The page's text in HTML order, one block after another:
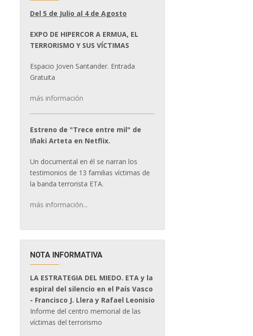
Del 5 de Julio al 4 de Agosto
EXPO DE HIPERCOR A ERMUA, EL
TERRORISMO Y SUS VÍCTIMAS
Espacio Joven Santander. Entrada
Gratuita
más información
Estreno de "Trece entre mil" de
Iñaki Arteta en Netflix.
Un documental en él se narran los
testimonios de 13 familias víctimas de
la banda terrorista ETA.
más información...
NOTA INFORMATIVA
LA ESTRATEGIA DEL MIEDO. ETA y la
espiral del silencio en el País Vasco
- Francisco J. Llera y Rafael Leonisio
Informe del centro memorial de las
víctimas del terrorismo